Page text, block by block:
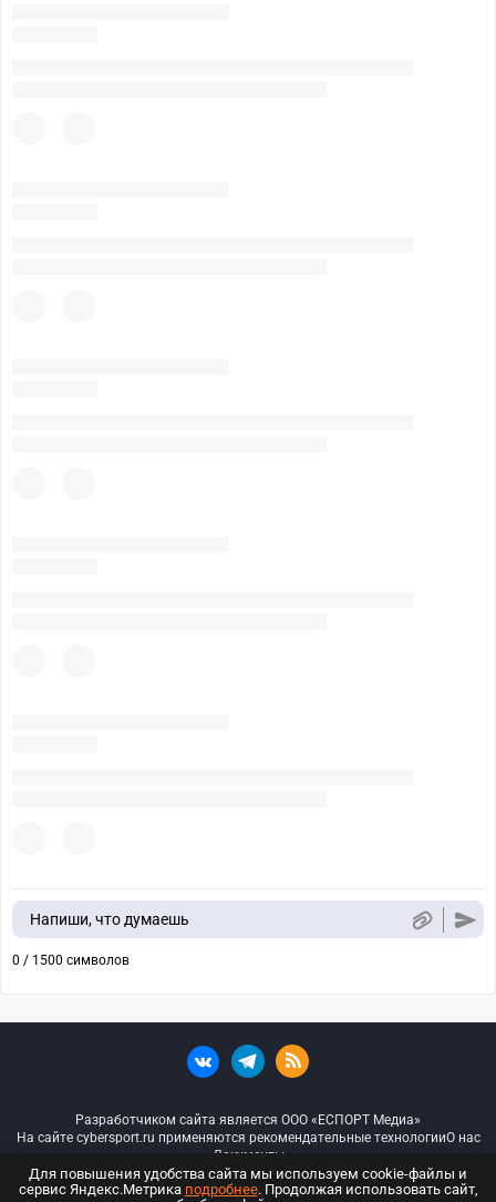
Напиши, что думаешь
0 / 1500 символов
Разработчиком сайта является ООО «ЕСПОРТ Медиа»
На сайте cybersport.ru применяются рекомендательные технологииО нас
Документы
© ООО «Киберспорт.ру» — Все права защищены
Для повышения удобства сайта мы используем cookie-файлы и
сервис Яндекс.Метрика подробнее. Продолжая использовать сайт,